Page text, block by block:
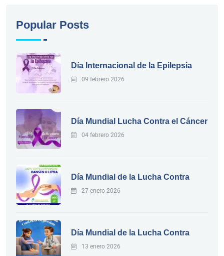
Popular Posts
Día Internacional de la Epilepsia
09 febrero 2026
Día Mundial Lucha Contra el Cáncer
04 febrero 2026
Día Mundial de la Lucha Contra
27 enero 2026
Día Mundial de la Lucha Contra
13 enero 2026